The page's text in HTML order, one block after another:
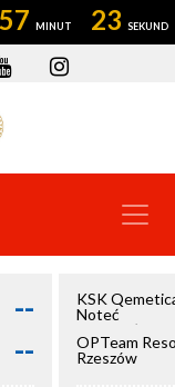
57 22
--
--
KSK
Noteć
Inowrocław
OPTeam
Rzeszów